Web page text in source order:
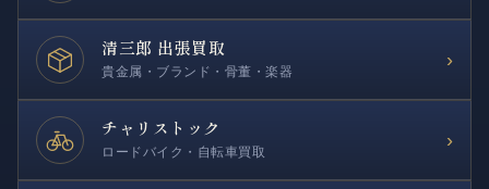
清三郎 出張買取
貴金属・ブランド・骨董・楽器
›
チャリストック
ロードバイク・自転車買取
›